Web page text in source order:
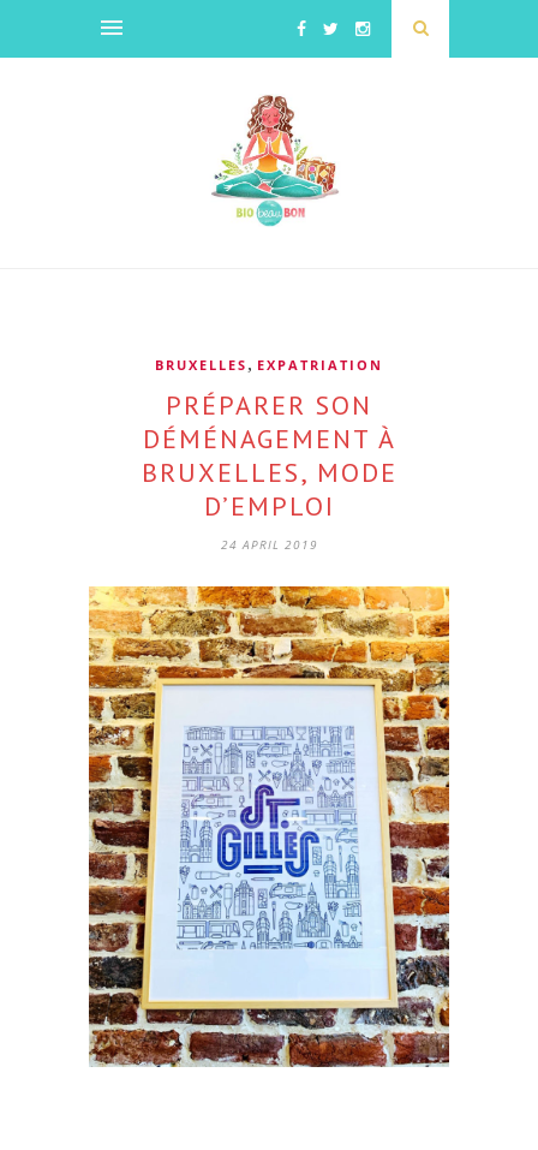
BRUXELLES , EXPATRIATION
PRÉPARER SON
DÉMÉNAGEMENT À
BRUXELLES, MODE
D’EMPLOI
24 APRIL 2019